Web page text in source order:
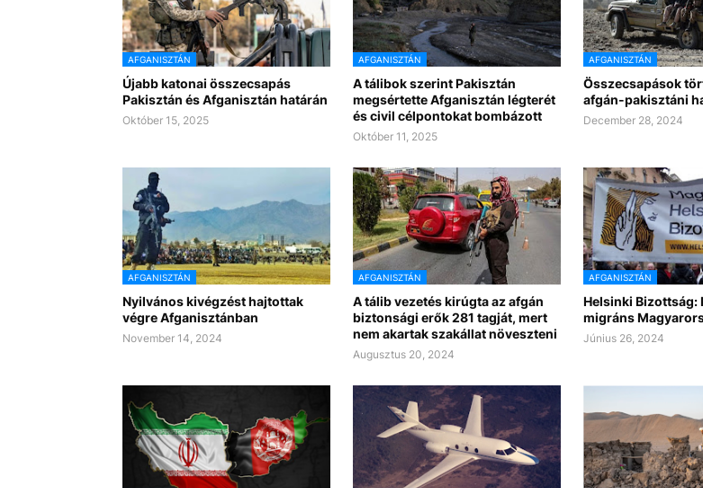
AFGANISZTÁN
Újabb katonai összecsapás
Pakisztán és Afganisztán határán
Október 15, 2025
AFGANISZTÁN
A tálibok szerint Pakisztán
megsértette Afganisztán légterét
és civil célpontokat bombázott
Október 11, 2025
AFGANISZTÁN
Összecsapások
afgán-pakisztáni
December 28, 2024
AFGANISZTÁN
Nyilvános kivégzést hajtottak
végre Afganisztánban
November 14, 2024
AFGANISZTÁN
A tálib vezetés kirúgta az afgán
biztonsági erők 281 tagját, mert
nem akartak szakállat növeszteni
Augusztus 20, 2024
AFGANISZTÁN
Helsinki Bizottság:
migráns
Június 26, 2024